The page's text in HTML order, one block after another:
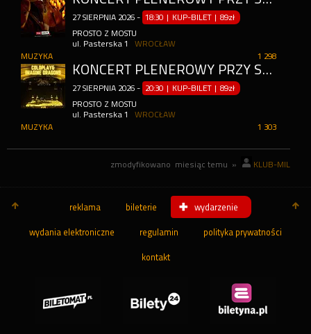
27 SIERPNIA 2026 - 18:30 | KUP-BILET |89zł
PROSTO Z MOSTU
ul. Pasterska 1
WROCŁAW
1 298
MUZYKA
KONCERT PLENEROWY PRZY ŚWIECACH: COLDPLAY & IMAGINE DRAGONS
27 SIERPNIA 2026 - 20:30 | KUP-BILET |89zł
PROSTO Z MOSTU
ul. Pasterska 1
WROCŁAW
1 303
MUZYKA
zmodyfikowano miesiąc temu » KLUB-MIL
reklama bileterie wydarzenie
wydania elektroniczne regulamin polityka prywatności
kontakt